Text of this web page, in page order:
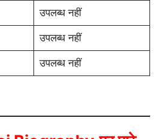
उपलब्ध नहीं
उपलब्ध नहीं
उपलब्ध नहीं